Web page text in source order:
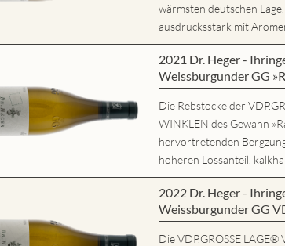
wärmsten deutschen
ausdrucksstark mit
2021 Dr. Heger -
Weissburgunder GG
Die Rebstöcke der
WINKLEN des Gewann
hervortretenden
höheren Lössanteil,
2022 Dr. Heger -
Weissburgunder GG
Die VDP.GROSSE